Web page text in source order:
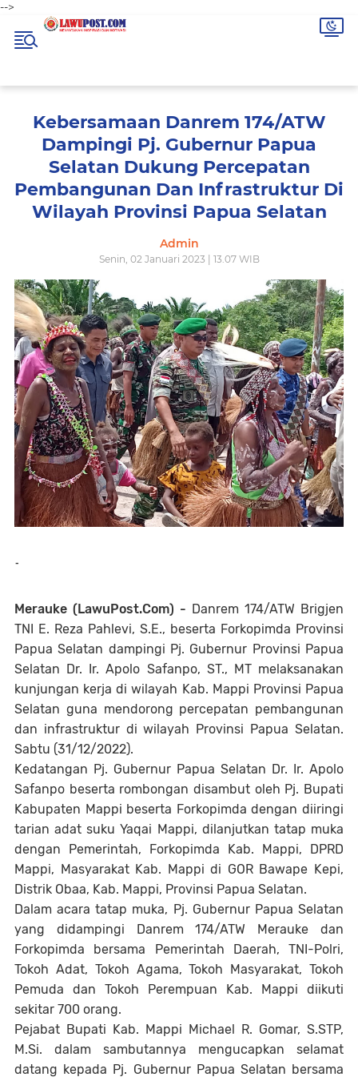
-->
Kebersamaan Danrem 174/ATW
Dampingi Pj. Gubernur Papua
Selatan Dukung Percepatan
Pembangunan Dan Infrastruktur Di
Wilayah Provinsi Papua Selatan
Admin
Senin, 02 Januari 2023 | 13.07 WIB
-
Merauke (LawuPost.Com) - Danrem 174/ATW Brigjen
TNI E. Reza Pahlevi, S.E., beserta Forkopimda Provinsi
Papua Selatan dampingi Pj. Gubernur Provinsi Papua
Selatan Dr. Ir. Apolo Safanpo, ST., MT melaksanakan
kunjungan kerja di wilayah Kab. Mappi Provinsi Papua
Selatan guna mendorong percepatan pembangunan
dan infrastruktur di wilayah Provinsi Papua Selatan.
Sabtu (31/12/2022).
Kedatangan Pj. Gubernur Papua Selatan Dr. Ir. Apolo
Safanpo beserta rombongan disambut oleh Pj. Bupati
Kabupaten Mappi beserta Forkopimda dengan diiringi
tarian adat suku Yaqai Mappi, dilanjutkan tatap muka
dengan Pemerintah, Forkopimda Kab. Mappi, DPRD
Mappi, Masyarakat Kab. Mappi di GOR Bawape Kepi,
Distrik Obaa, Kab. Mappi, Provinsi Papua Selatan.
Dalam acara tatap muka, Pj. Gubernur Papua Selatan
yang didampingi Danrem 174/ATW Merauke dan
Forkopimda bersama Pemerintah Daerah, TNI-Polri,
Tokoh Adat, Tokoh Agama, Tokoh Masyarakat, Tokoh
Pemuda dan Tokoh Perempuan Kab. Mappi diikuti
sekitar 700 orang.
Pejabat Bupati Kab. Mappi Michael R. Gomar, S.STP,
M.Si. dalam sambutannya mengucapkan selamat
datang kepada Pj. Gubernur Papua Selatan bersama